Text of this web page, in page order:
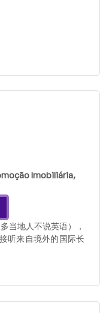
Imobiliária,
当地人不说英语），
听来自境外的国际长